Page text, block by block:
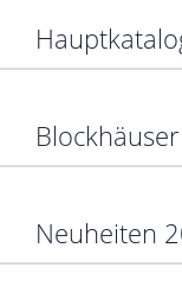
Neuheiten